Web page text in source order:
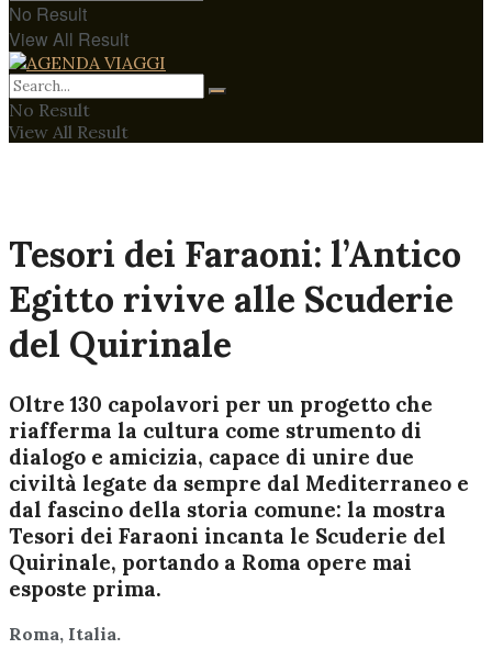
No Result
View All Result
No Result
View All Result
Tesori dei Faraoni: l’Antico
Egitto rivive alle Scuderie
del Quirinale
Oltre 130 capolavori per un progetto che
riafferma la cultura come strumento di
dialogo e amicizia, capace di unire due
civiltà legate da sempre dal Mediterraneo e
dal fascino della storia comune: la mostra
Tesori dei Faraoni incanta le Scuderie del
Quirinale, portando a Roma opere mai
esposte prima.
Roma, Italia.